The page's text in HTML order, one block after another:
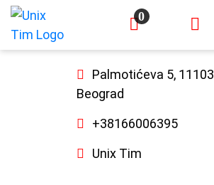
0
Palmotićeva 5, 11103
Beograd
+38166006395
Unix Tim